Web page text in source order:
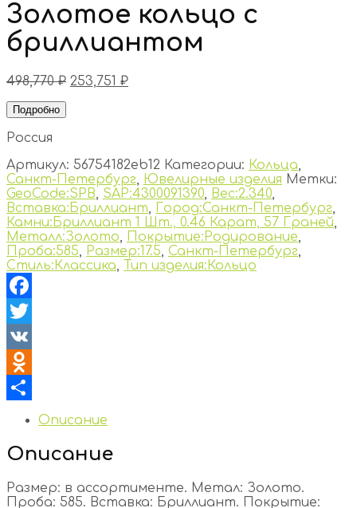
Золотое кольцо с
бриллиантом
498,770₽ 253,751 ₽
Подробно
Россия
Артикул: 56754182eb12 Категории: Кольца,
Санкт-Петербург, Ювелирные изделия Метки:
GeoCode:SPB, SAP:4300091390, Вес:2.340,
Вставка:Бриллиант, Город:Санкт-Петербург,
Камни:Бриллиант 1 Шт., 0.46 Карат, 57 Граней,
Металл:Золото, Покрытие:Родирование,
Проба:585, Размер:17.5, Санкт-Петербург,
Стиль:Классика, Тип изделия:Кольцо
Facebook
Twitter
VK
Odnoklassniki
Отправить
Описание
Описание
Размер: в ассортименте. Метал: Золото.
Проба: 585. Вставка: Бриллиант. Покрытие: